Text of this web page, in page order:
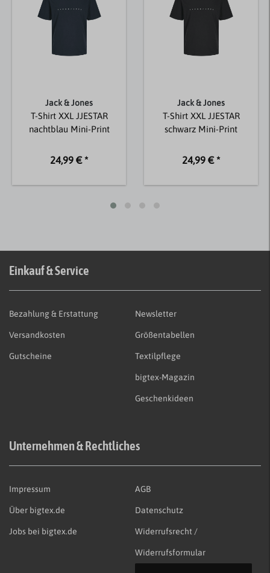
Jack & Jones
T-Shirt XXL JJESTAR
nachtblau Mini-Print
24,99 € *
Jack & Jones
T-Shirt XXL JJESTAR
schwarz Mini-Print
24,99 € *
Einkauf & Service
Bezahlung & Erstattung
Versandkosten
Gutscheine
Newsletter
Größentabellen
Textilpflege
bigtex-Magazin
Geschenkideen
Unternehmen & Rechtliches
Impressum
Über bigtex.de
Jobs bei bigtex.de
AGB
Datenschutz
Widerrufsrecht /
Widerrufsformular